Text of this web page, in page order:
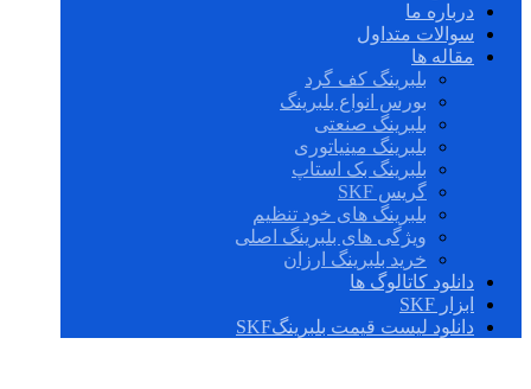
درباره ما
سوالات متداول
مقاله ها
بلبرینگ کف گرد
بورس انواع بلبرینگ
بلبرینگ صنعتی
بلبرینگ مینیاتوری
بلبرینگ بک استاپ
گریس SKF
بلبرینگ های خود تنظیم
ویژگی های بلبرینگ اصلی
خرید بلبرینگ ارزان
دانلود کاتالوگ ها
ابزار SKF
دانلود لیست قیمت بلبرینگSKF